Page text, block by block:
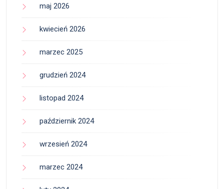
maj 2026
kwiecień 2026
marzec 2025
grudzień 2024
listopad 2024
październik 2024
wrzesień 2024
marzec 2024